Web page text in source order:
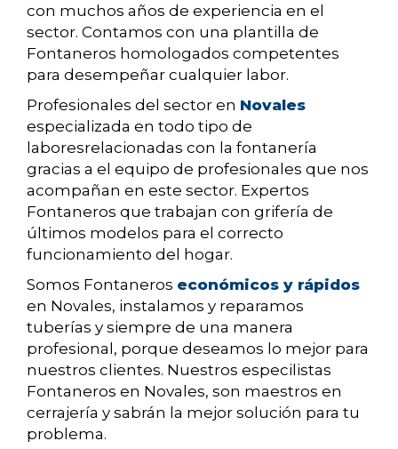
con muchos años de experiencia en el
sector. Contamos con una plantilla de
Fontaneros homologados competentes
para desempeñar cualquier labor.
Profesionales del sector en Novales
especializada en todo tipo de
laboresrelacionadas con la fontanería
gracias a el equipo de profesionales que nos
acompañan en este sector. Expertos
Fontaneros que trabajan con grifería de
últimos modelos para el correcto
funcionamiento del hogar.
Somos Fontaneros económicos y rápidos
en Novales, instalamos y reparamos
tuberías y siempre de una manera
profesional, porque deseamos lo mejor para
nuestros clientes. Nuestros especilistas
Fontaneros en Novales, son maestros en
cerrajería y sabrán la mejor solución para tu
problema.